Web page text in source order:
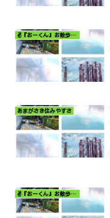
✌️『おーくん』お散歩日記〜どんな出会いがあるだろう〜
あまがさき住みやすさ
✌️『おーくん』お散歩日記〜どんな出会いがあるだろう〜